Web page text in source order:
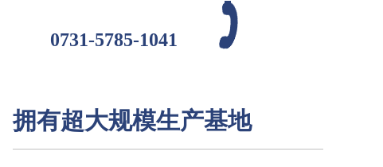
拥有超大规模生产基地